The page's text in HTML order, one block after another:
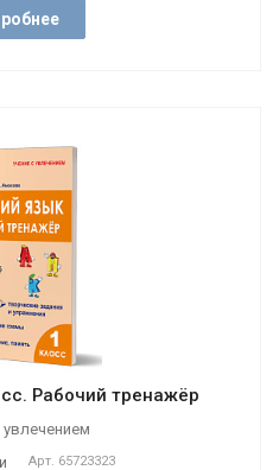
Рабочий тренажёр
увлечением
Арт. 65723323